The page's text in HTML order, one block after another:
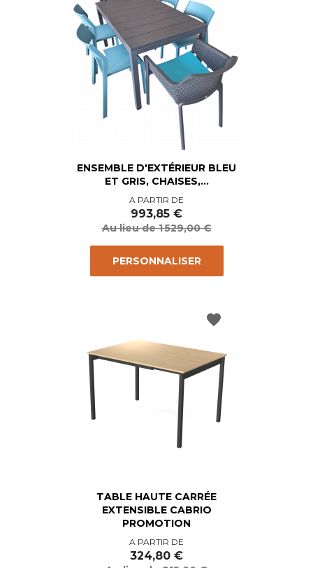
ENSEMBLE D'EXTÉRIEUR BLEU
ET GRIS, CHAISES,...
Prix
de
base
Prix
A PARTIR DE
993,85 €
Au lieu de 1 529,00 €
PERSONNALISER
TABLE HAUTE CARRÉE
EXTENSIBLE CABRIO
PROMOTION
Prix
de
Prix
A PARTIR DE
324,80 €
favorite